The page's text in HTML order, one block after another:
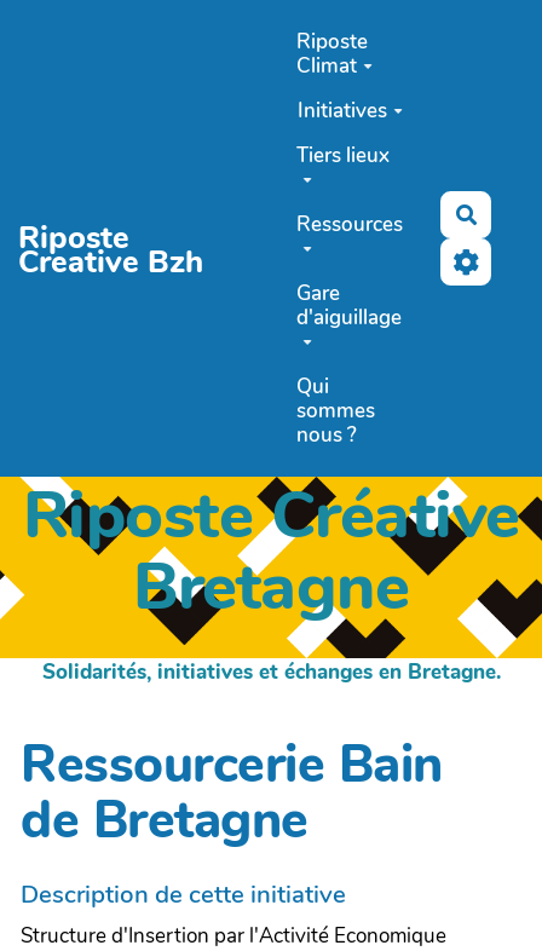
Riposte
Creative Bzh
Riposte
Climat
Initiatives
Tiers lieux
Ressources
Gare
d'aiguillage
Qui
sommes
nous ?
Riposte Créative
Bretagne
Solidarités, initiatives et échanges en Bretagne.
Ressourcerie Bain
de Bretagne
Description de cette initiative
Structure d'Insertion par l'Activité Economique